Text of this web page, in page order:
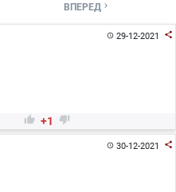
ВПЕРЕД 
29-12-2021 
 +1 
30-12-2021 